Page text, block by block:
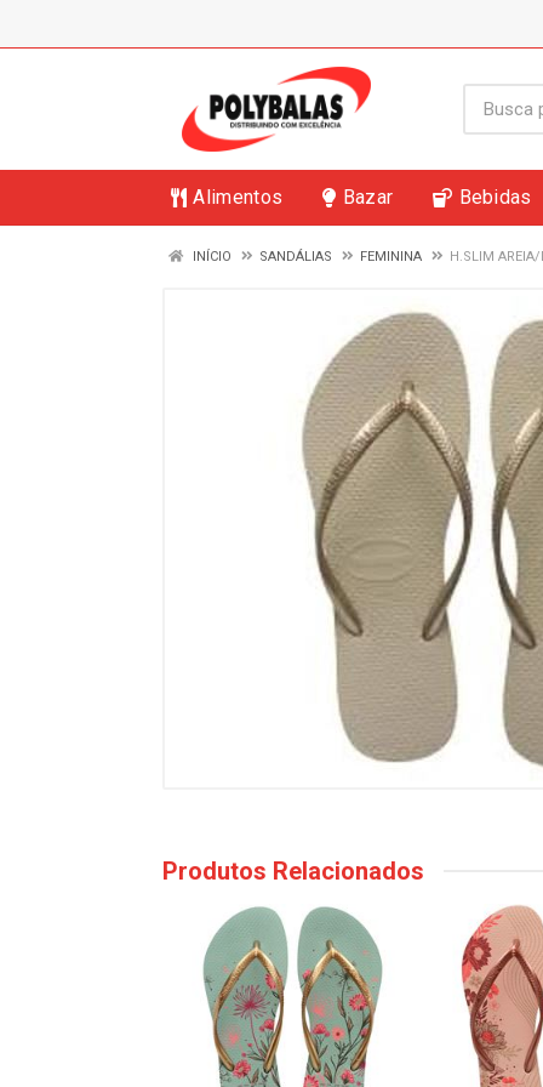
Alimentos Bazar Bebidas
INÍCIO SANDÁLIAS FEMININA H.SLIM
Produtos Relacionados